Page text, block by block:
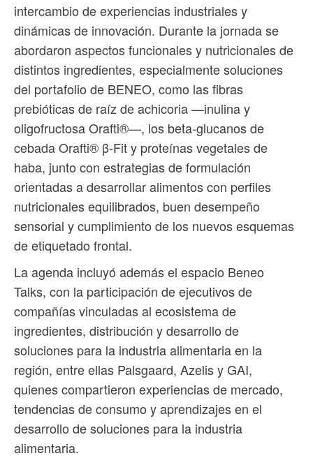
intercambio de experiencias industriales y
dinámicas de innovación. Durante la jornada se
abordaron aspectos funcionales y nutricionales de
distintos ingredientes, especialmente soluciones
del portafolio de BENEO, como las fibras
prebióticas de raíz de achicoria —inulina y
oligofructosa Orafti®—, los beta-glucanos de
cebada Orafti® β-Fit y proteínas vegetales de
haba, junto con estrategias de formulación
orientadas a desarrollar alimentos con perfiles
nutricionales equilibrados, buen desempeño
sensorial y cumplimiento de los nuevos esquemas
de etiquetado frontal.
La agenda incluyó además el espacio Beneo
Talks, con la participación de ejecutivos de
compañías vinculadas al ecosistema de
ingredientes, distribución y desarrollo de
soluciones para la industria alimentaria en la
región, entre ellas Palsgaard, Azelis y GAI,
quienes compartieron experiencias de mercado,
tendencias de consumo y aprendizajes en el
desarrollo de soluciones para la industria
alimentaria.